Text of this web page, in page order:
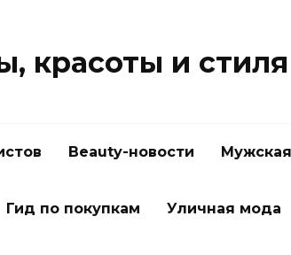
красоты и стиля
Beauty-новости
Гид по покупкам Уличная мода